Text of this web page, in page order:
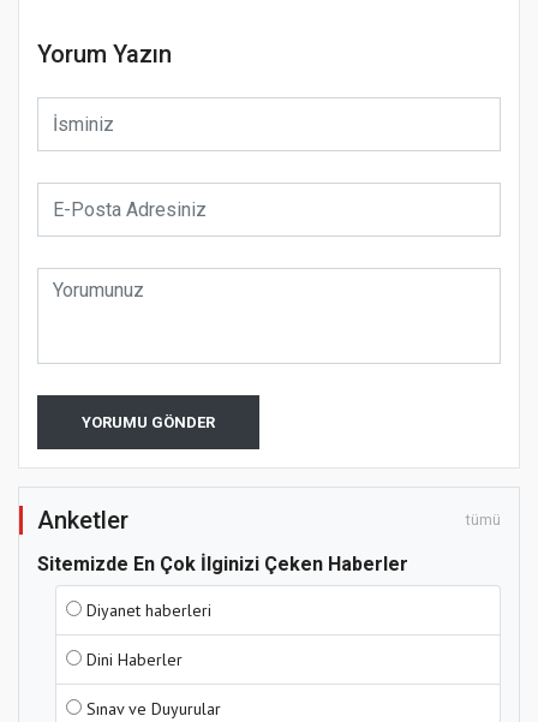
Yorum Yazın
YORUMU GÖNDER
Anketler tümü
Sitemizde En Çok İlginizi Çeken Haberler
Diyanet haberleri
Dini Haberler
Sınav ve Duyurular